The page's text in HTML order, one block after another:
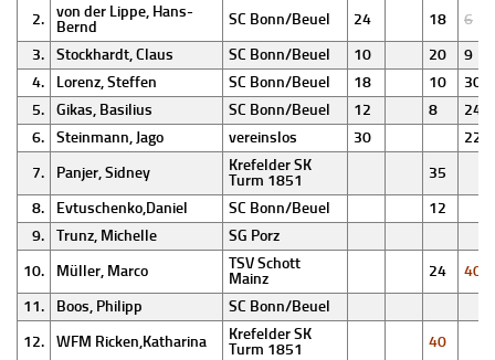
2.
von der Lippe, Hans-
Bernd
SC Bonn/Beuel 24 18
6
3.
Stockhardt, Claus SC Bonn/Beuel 10 20
9
4.
Lorenz, Steffen SC Bonn/Beuel 18 10
30
5.
Gikas, Basilius SC Bonn/Beuel 12 8
24
6.
Steinmann, Jago vereinslos 30
22
7.
Panjer, Sidney
Krefelder SK
Turm 1851
35
8.
Evtuschenko,Daniel SC Bonn/Beuel
12
9.
Trunz, Michelle
SG Porz
10.
Müller, Marco
TSV Schott
Mainz
24
40
11.
Boos, Philipp
SC Bonn/Beuel
12.
WFM Ricken,Katharina
Krefelder SK
Turm 1851
40